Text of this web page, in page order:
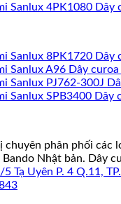
Dây
Dây
Dây
Dây
chuyên phân phối các
Nhật bản. Dây
Tạ Uyên P. 4 Q.11,